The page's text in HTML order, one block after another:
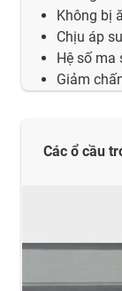
Không bị
Chịu áp
Hệ số ma
Giảm
Các ổ cầu